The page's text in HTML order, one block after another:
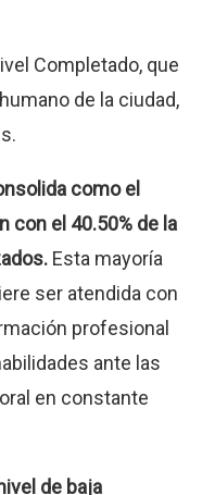
Completado, que
de la ciudad,
como el
con el 40.50% de la
Esta mayoría
ser atendida con
profesional
ante las
en constante
de baja